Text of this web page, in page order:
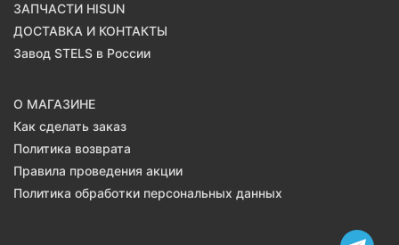
ЗАПЧАСТИ HISUN
ДОСТАВКА И КОНТАКТЫ
Завод STELS в России
О МАГАЗИНЕ
Как сделать заказ
Политика возврата
Правила проведения акции
Политика обработки персональных данных